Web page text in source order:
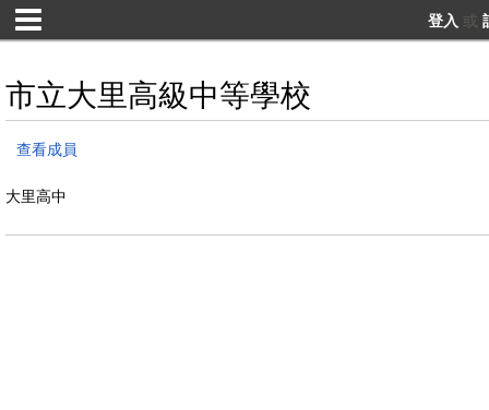
登入 或
市立大里高級中等學校
查看成員
大里高中